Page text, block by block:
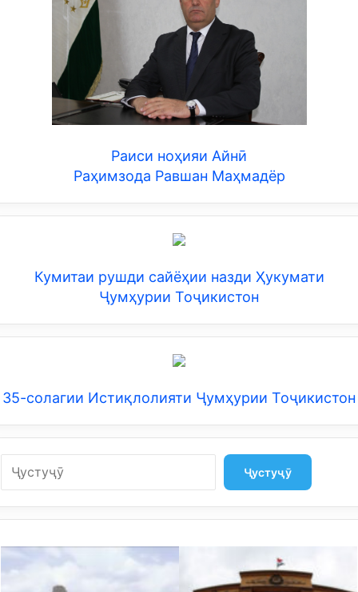
Раиси ноҳияи Айнӣ
Раҳимзода Равшан Маҳмадёр
Кумитаи рушди сайёҳии назди Ҳукумати
Ҷумҳурии Тоҷикистон
35-солагии Истиқлолияти Ҷумҳурии Тоҷикистон
Ҷустуҷӯ